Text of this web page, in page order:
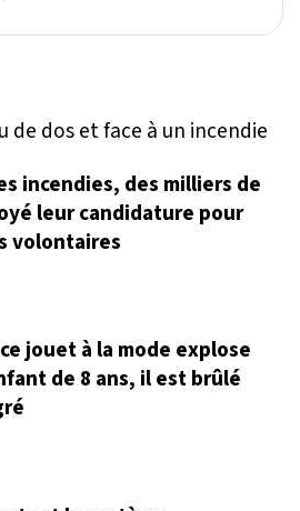
incendies, des milliers de
leur candidature pour
volontaires
jouet à la mode explose
de 8 ans, il est brûlé